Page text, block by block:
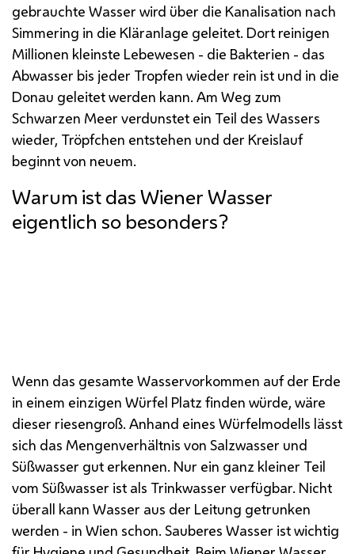
gebrauchte Wasser wird über die Kanalisation nach
Simmering in die Kläranlage geleitet. Dort reinigen
Millionen kleinste Lebewesen - die Bakterien - das
Abwasser bis jeder Tropfen wieder rein ist und in die
Donau geleitet werden kann. Am Weg zum
Schwarzen Meer verdunstet ein Teil des Wassers
wieder, Tröpfchen entstehen und der Kreislauf
beginnt von neuem.
Warum ist das Wiener Wasser
eigentlich so besonders?
Wenn das gesamte Wasservorkommen auf der Erde
in einem einzigen Würfel Platz finden würde, wäre
dieser riesengroß. Anhand eines Würfelmodells lässt
sich das Mengenverhältnis von Salzwasser und
Süßwasser gut erkennen. Nur ein ganz kleiner Teil
vom Süßwasser ist als Trinkwasser verfügbar. Nicht
überall kann Wasser aus der Leitung getrunken
werden - in Wien schon. Sauberes Wasser ist wichtig